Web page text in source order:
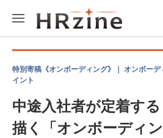
特別寄稿《オンボーディング》｜ オンボー
イント
中途入社者が定着す
描く「オンボーディ